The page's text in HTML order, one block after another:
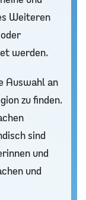
Weiteren
werden.
Auswahl an
zu finden.
sind
und
und